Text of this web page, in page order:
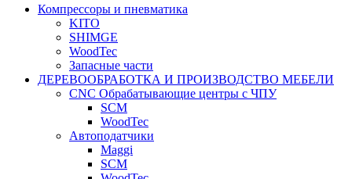
Компрессоры и пневматика
KITO
SHIMGE
WoodTec
Запасные части
ДЕРЕВООБРАБОТКА И ПРОИЗВОДСТВО МЕБЕЛИ
CNC Обрабатывающие центры с ЧПУ
SCM
WoodTec
Автоподатчики
Maggi
SCM